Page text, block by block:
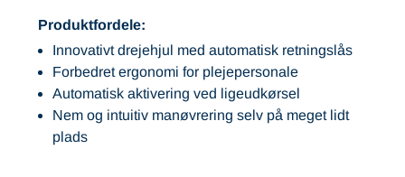
Produktfordele:
Innovativt drejehjul med automatisk retningslås
Forbedret ergonomi for plejepersonale
Automatisk aktivering ved ligeudkørsel
Nem og intuitiv manøvrering selv på meget lidt
plads